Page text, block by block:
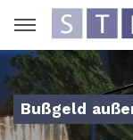
Bußgeld